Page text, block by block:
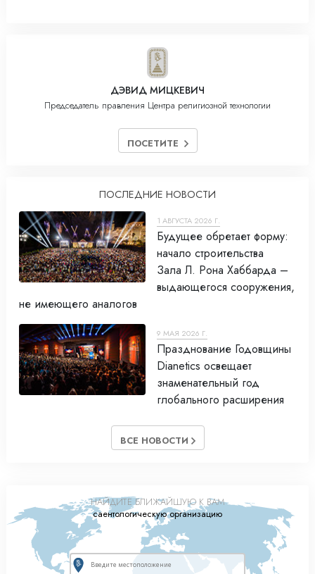
ДЭВИД МИЦКЕВИЧ
Председатель правления Центра религиозной технологии
ПОСЕТИТЕ
ПОСЛЕДНИЕ НОВОСТИ
1 АВГУСТА 2026 Г.
Будущее обретает форму:
начало строительства
Зала Л. Рона Хаббарда –
выдающегося сооружения,
не имеющего аналогов
9 МАЯ 2026 Г.
Празднование Годовщины
Dianetics освещает
знаменательный год
глобального расширения
ВСЕ НОВОСТИ
НАЙДИТЕ БЛИЖАЙШУЮ К ВАМ
саентологическую организацию